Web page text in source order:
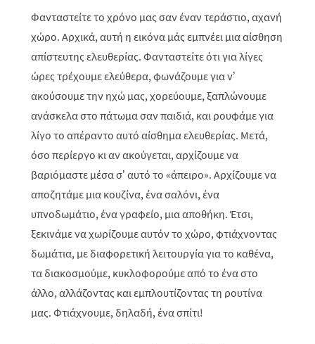
Φανταστείτε το χρόνο μας σαν έναν τεράστιο, αχανή
χώρο. Αρχικά, αυτή η εικόνα μάς εμπνέει μια αίσθηση
απίστευτης ελευθερίας. Φανταστείτε ότι για λίγες
ώρες τρέχουμε ελεύθερα, φωνάζουμε για ν’
ακούσουμε την ηχώ μας, χορεύουμε, ξαπλώνουμε
ανάσκελα στο πάτωμα σαν παιδιά, και ρουφάμε για
λίγο το απέραντο αυτό αίσθημα ελευθερίας. Μετά,
όσο περίεργο κι αν ακούγεται, αρχίζουμε να
βαριόμαστε μέσα σ’ αυτό το «άπειρο». Αρχίζουμε να
αποζητάμε μια κουζίνα, ένα σαλόνι, ένα
υπνοδωμάτιο, ένα γραφείο, μια αποθήκη. Έτσι,
ξεκινάμε να χωρίζουμε αυτόν το χώρο, φτιάχνοντας
δωμάτια, με διαφορετική λειτουργία για το καθένα,
τα διακοσμούμε, κυκλοφορούμε από το ένα στο
άλλο, αλλάζοντας και εμπλουτίζοντας τη ρουτίνα
μας. Φτιάχνουμε, δηλαδή, ένα σπίτι!